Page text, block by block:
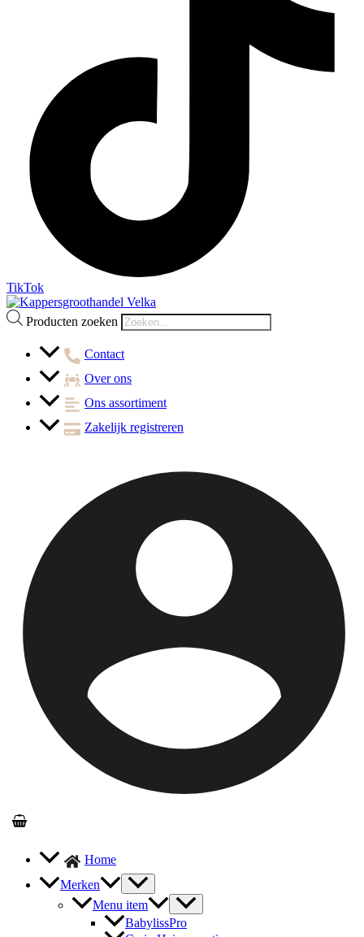
TikTok
Producten zoeken
Contact
Over ons
Ons assortiment
Zakelijk registreren
Home
Merken
Menu item
BabylissPro